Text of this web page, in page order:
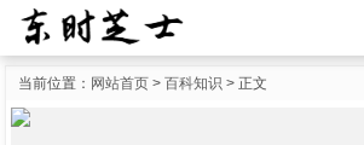
当前位置： 网站首页 > 百科知识 > 正文